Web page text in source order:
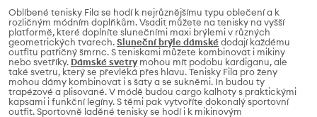
Oblíbené tenisky Fila se hodí k nejrůznějšímu typu oblečení a k
rozličným módním doplňkům. Vsadit můžete na tenisky na vyšší
platformě, které doplníte slunečními maxi brýlemi v různých
geometrických tvarech.Sluneční brýle dámskédodají každému
outfitu patřičný šmrnc. S teniskami můžete kombinovat i mikiny
nebo svetříky. Dámské svetrymohou mít podobu kardiganu, ale
také svetru, který se převléká přes hlavu. Tenisky Fila pro ženy
mohou dámy kombinovat i s šaty a se sukněmi. In budou ty
trapézové a plisované. V módě budou cargo kalhoty s praktickými
kapsami i funkční legíny. S těmi pak vytvoříte dokonalý sportovní
outfit. Sportovně laděné tenisky se hodí i k mikinovým